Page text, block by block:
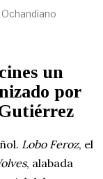
un
por
Lobo Feroz, el
, alabada